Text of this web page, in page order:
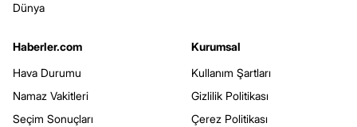
Dünya
Haberler.com
Hava Durumu
Namaz Vakitleri
Seçim Sonuçları
Kurumsal
Kullanım Şartları
Gizlilik Politikası
Çerez Politikası